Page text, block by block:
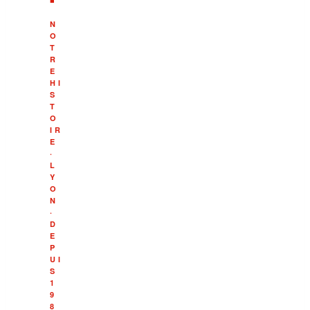
N
O
T
R
E
HI
S
T
O
IR
E
·
L
Y
O
N
·
D
E
P
UI
S
1
9
8